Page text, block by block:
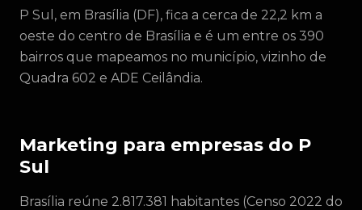
P Sul, em Brasília (DF), fica a cerca de 22,2 km a
oeste do centro de Brasília e é um entre os 390
bairros que mapeamos no município, vizinho de
Quadra 602 e ADE Ceilândia.
Marketing para empresas do P
Sul
Brasília reúne 2.817.381 habitantes (Censo 2022 do